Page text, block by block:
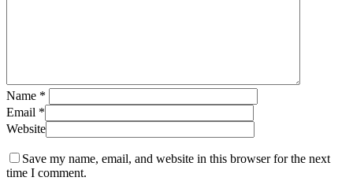
Name *
Email *
Website
Save my name, email, and website in this browser for the next
time I comment.